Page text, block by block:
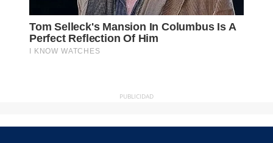
PUBLICIDAD